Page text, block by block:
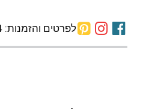
לפרטים והזמנות: 03-6444494